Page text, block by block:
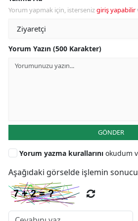
Yorum yapmak için, istersenizgiriş yapabilir
Yorum Yazın (500 Karakter)
GÖNDER
Yorum yazma kurallarını okudum
Aşağıdaki görselde işlemin